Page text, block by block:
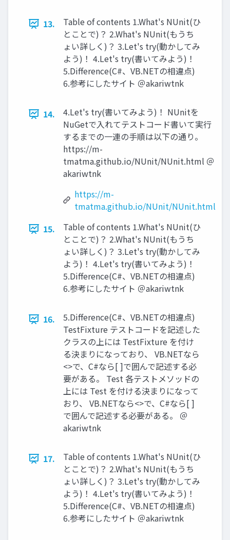
13.
Table of contents 1.What's NUnit(ひ
とことで)？ 2.What's NUnit(もうち
ょい詳しく)？ 3.Let's try(動かしてみ
よう)！ 4.Let's try(書いてみよう)！
5.Difference(C#、VB.NETの相違点)
6.参考にしたサイト ＠akariwtnk
14.
4.Let's try(書いてみよう)！ NUnitを
NuGetで⼊れてテストコード書いて実⾏
するまでの⼀連の⼿順は以下の通り。
https://m-
tmatma.github.io/NUnit/NUnit.html ＠
akariwtnk
https://m-
tmatma.github.io/NUnit/NUnit.html
15.
Table of contents 1.What's NUnit(ひ
とことで)？ 2.What's NUnit(もうち
ょい詳しく)？ 3.Let's try(動かしてみ
よう)！ 4.Let's try(書いてみよう)！
5.Difference(C#、VB.NETの相違点)
6.参考にしたサイト ＠akariwtnk
16.
5.Difference(C#、VB.NETの相違点)
TestFixture テストコードを記述した
クラスの上には TestFixture を付け
る決まりになっており、 VB.NETなら
<>で、C#なら[ ]で囲んで記述する必
要がある。 Test 各テストメソッドの
上には Test を付ける決まりになって
おり、 VB.NETなら<>で、C#なら[ ]
で囲んで記述する必要がある。 ＠
akariwtnk
17.
Table of contents 1.What's NUnit(ひ
とことで)？ 2.What's NUnit(もうち
ょい詳しく)？ 3.Let's try(動かしてみ
よう)！ 4.Let's try(書いてみよう)！
5.Difference(C#、VB.NETの相違点)
6.参考にしたサイト ＠akariwtnk